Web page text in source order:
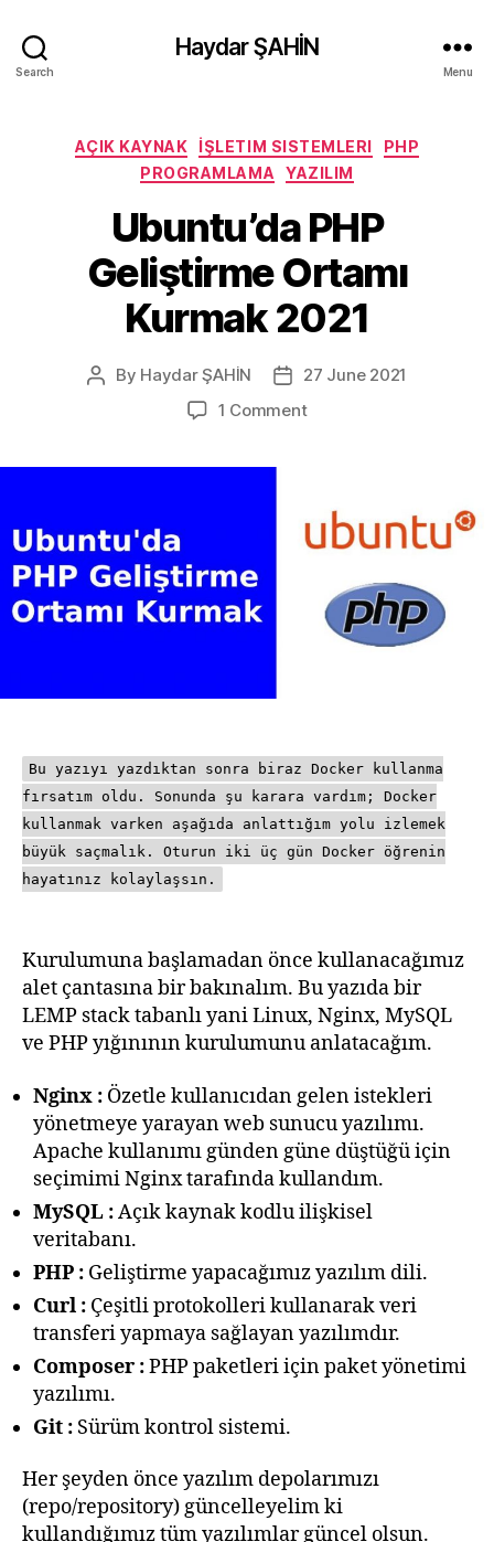
Search
Haydar ŞAHİN
Menu
Categories
AÇIK KAYNAK İŞLETIM SISTEMLERI
PHP
PROGRAMLAMA
YAZILIM
Ubuntu’da PHP
Geliştirme Ortamı
Kurmak 2021
Post
By Haydar ŞAHİN
Post
date
27 June 2021
1 Commenton
Ortamı
Kurmak
2021
Bu yazıyı yazdıktan sonra biraz Docker kullanma
fırsatım oldu. Sonunda şu karara vardım; Docker
kullanmak varken aşağıda anlattığım yolu izlemek
büyük saçmalık. Oturun iki üç gün Docker öğrenin
hayatınız kolaylaşsın.
Kurulumuna başlamadan önce kullanacağımız
alet çantasına bir bakınalım. Bu yazıda bir
LEMP stack tabanlı yani Linux, Nginx, MySQL
ve PHP yığınının kurulumunu anlatacağım.
Nginx : Özetle kullanıcıdan gelen istekleri
yönetmeye yarayan web sunucu yazılımı.
Apache kullanımı günden güne düştüğü için
seçimimi Nginx tarafında kullandım.
MySQL :Açık kaynak kodlu ilişkisel
veritabanı.
PHP : Geliştirme yapacağımız yazılım dili.
Curl : Çeşitli protokolleri kullanarak veri
transferi yapmaya sağlayan yazılımdır.
Composer :PHP paketleri için paket yönetimi
yazılımı.
Git : Sürüm kontrol sistemi.
Her şeyden önce yazılım depolarımızı
(repo/repository) güncelleyelim ki
kullandığımız tüm yazılımlar güncel olsun.